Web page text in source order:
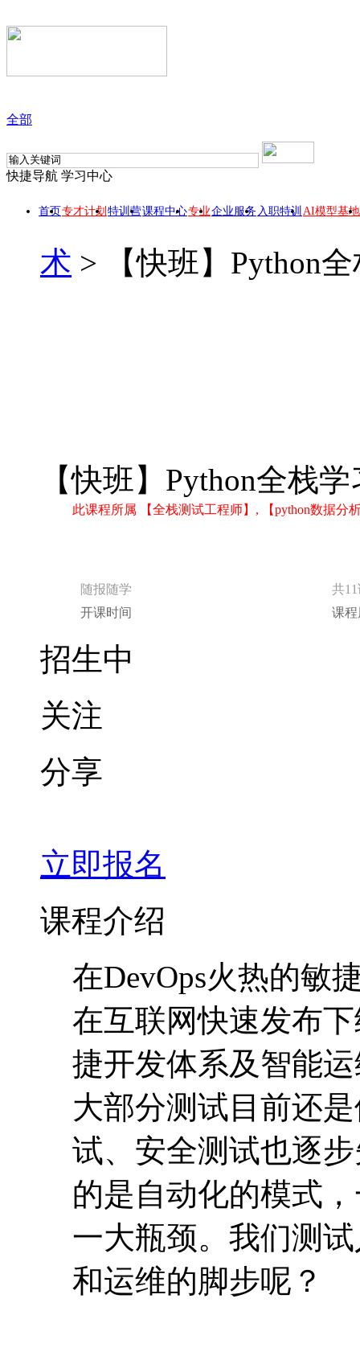
全部
快捷导航 学习中心
首页专才计划 特训营课程中心专业企业服务 入职特训 AI模型基地
术 > 【快班】Python
【快班】Python全栈
此课程所属 【全栈测试工程师】, 【python数据
随报随学
共
开课时间
课
招生中
关注
分享
立即报名
课程介绍
在DevOps火热的敏
在互联网快速发布
捷开发体系及智能
大部分测试目前还
试、安全测试也逐
的是自动化的模式
一大瓶颈。我们测
和运维的脚步呢？